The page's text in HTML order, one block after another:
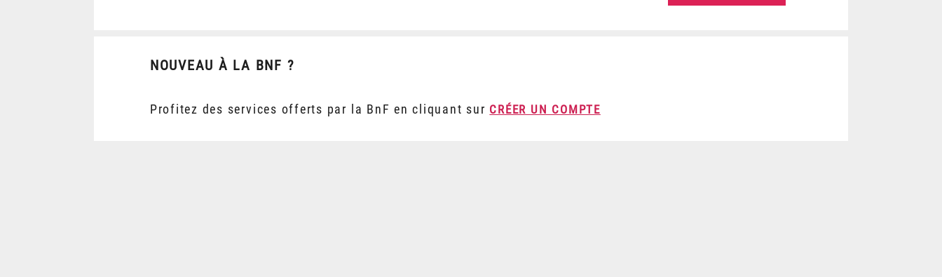
NOUVEAU À LA BNF ?
Profitez des services offerts par la BnF en cliquant sur CRÉER UN COMPTE